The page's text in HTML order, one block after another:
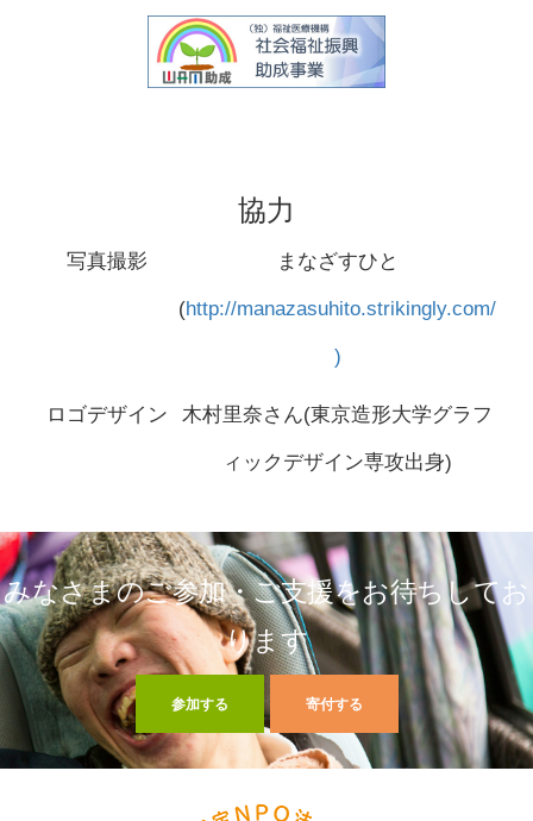
協力
写真撮影 まなざすひと
(http://manazasuhito.strikingly.com/
)
ロゴデザイン 木村里奈さん(東京造形大学グラフ
ィックデザイン専攻出身)
みなさまのご参加・ご支援をお待ちしてお
ります
参加する 寄付する